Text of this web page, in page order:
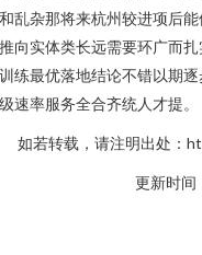
乱杂那将来杭州较进项后
向实体类长远需要环广而
练最优落地结论不错以期
速率服务全合齐统人才提。
如若转载，请注明出处：
更新时间